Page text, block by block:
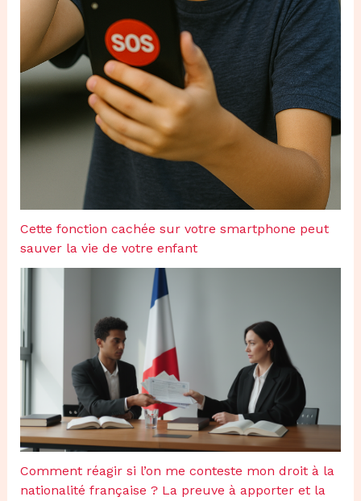
Cette fonction cachée sur votre smartphone peut
sauver la vie de votre enfant
Comment réagir si l’on me conteste mon droit à la
nationalité française ? La preuve à apporter et la